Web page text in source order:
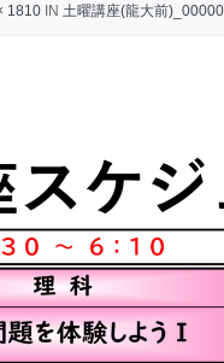
1810 IN 土曜講座(龍大前